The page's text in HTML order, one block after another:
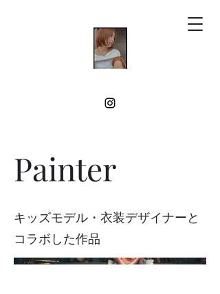
Painter
キッズモデル・衣装デザイナーと
コラボした作品